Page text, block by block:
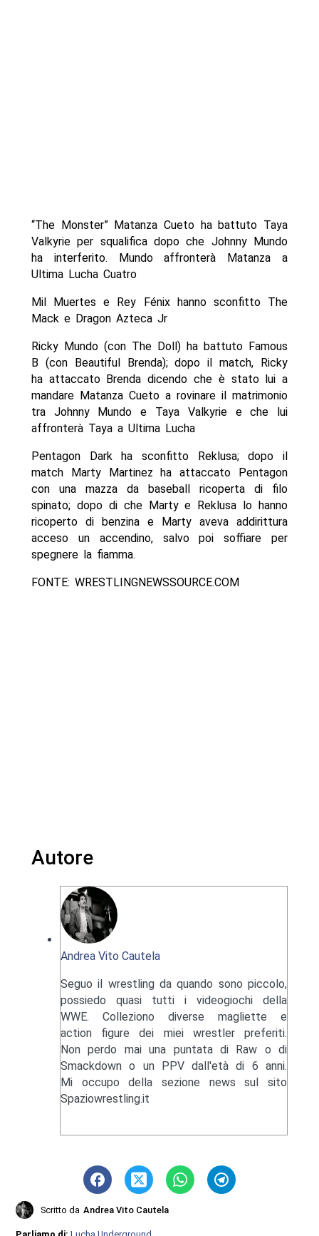
“The Monster” Matanza Cueto ha battuto Taya
Valkyrie per squalifica dopo che Johnny Mundo
ha interferito. Mundo affronterà Matanza a
Ultima Lucha Cuatro
Mil Muertes e Rey Fénix hanno sconfitto The
Mack e Dragon Azteca Jr
Ricky Mundo (con The Doll) ha battuto Famous
B (con Beautiful Brenda); dopo il match, Ricky
ha attaccato Brenda dicendo che è stato lui a
mandare Matanza Cueto a rovinare il matrimonio
tra Johnny Mundo e Taya Valkyrie e che lui
affronterà Taya a Ultima Lucha
Pentagon Dark ha sconfitto Reklusa; dopo il
match Marty Martinez ha attaccato Pentagon
con una mazza da baseball ricoperta di filo
spinato; dopo di che Marty e Reklusa lo hanno
ricoperto di benzina e Marty aveva addirittura
acceso un accendino, salvo poi soffiare per
spegnere la fiamma.
FONTE: WRESTLINGNEWSSOURCE.COM
Autore
Andrea Vito Cautela
Seguo il wrestling da quando sono piccolo,
possiedo quasi tutti i videogiochi della
WWE. Colleziono diverse magliette e
action figure dei miei wrestler preferiti.
Non perdo mai una puntata di Raw o di
Smackdown o un PPV dall'età di 6 anni.
Mi occupo della sezione news sul sito
Spaziowrestling.it
Scritto da Andrea Vito Cautela